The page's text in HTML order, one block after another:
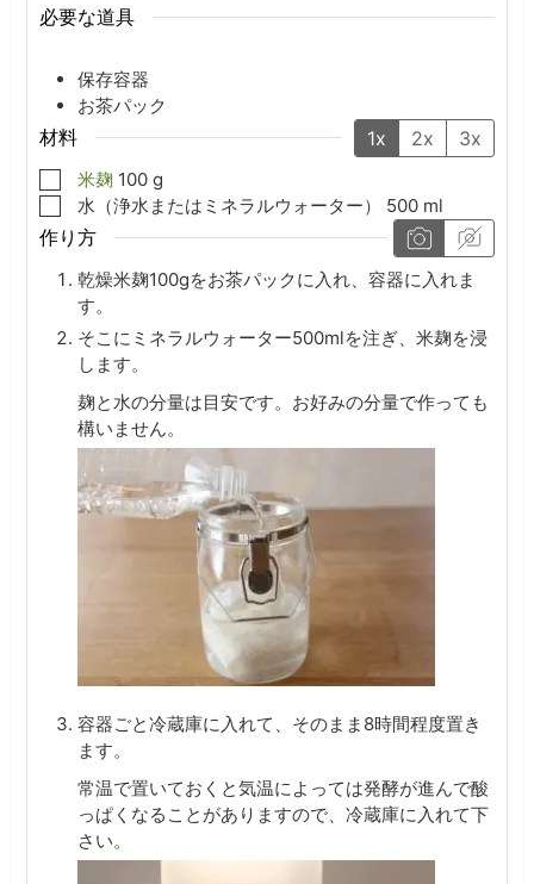
必要な道具
保存容器
お茶パック
材料 1x 2x 3x
▢
米麹 100 g
▢
水（浄水またはミネラルウォーター） 500 ml
作り方
乾燥米麹100gをお茶パックに入れ、容器に入れま
す。
そこにミネラルウォーター500mlを注ぎ、米麹を浸
します。
麹と水の分量は目安です。お好みの分量で作っても
構いません。
容器ごと冷蔵庫に入れて、そのまま8時間程度置き
ます。
常温で置いておくと気温によっては発酵が進んで酸
っぱくなることがありますので、冷蔵庫に入れて下
さい。